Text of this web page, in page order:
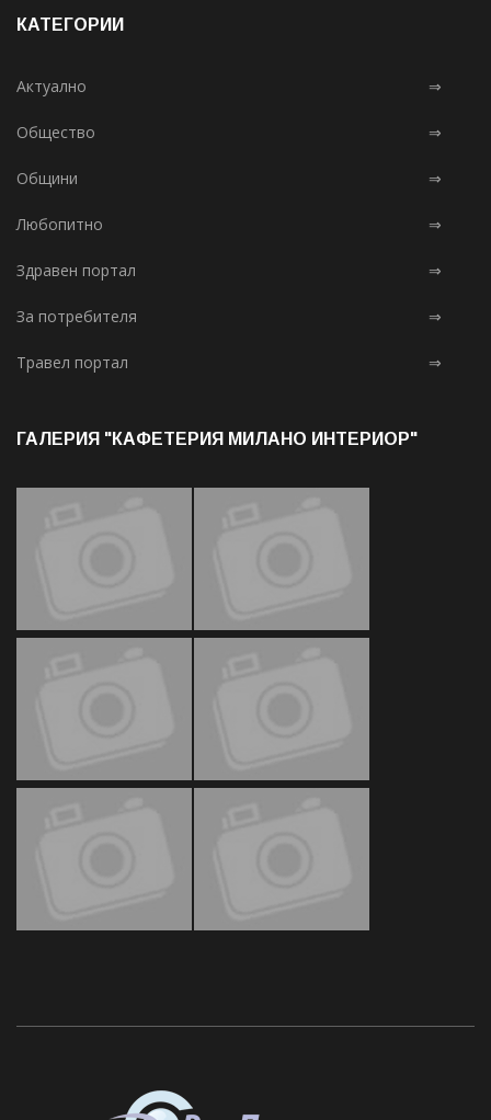
КАТЕГОРИИ
Актуално ⇒
Общество ⇒
Общини ⇒
Любопитно ⇒
Здравен портал ⇒
За потребителя ⇒
Травел портал ⇒
ГАЛЕРИЯ "КАФЕТЕРИЯ МИЛАНО ИНТЕРИОР"